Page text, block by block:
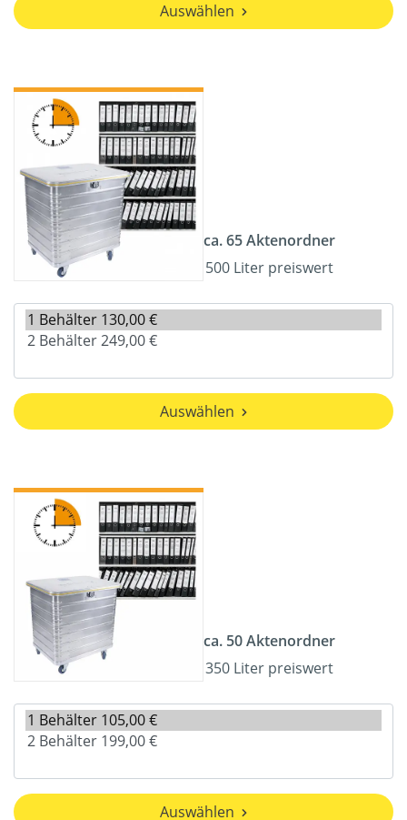
Auswählen
ca. 65 Aktenordner
500 Liter preiswert
Auswählen
ca. 50 Aktenordner
350 Liter preiswert
Auswählen